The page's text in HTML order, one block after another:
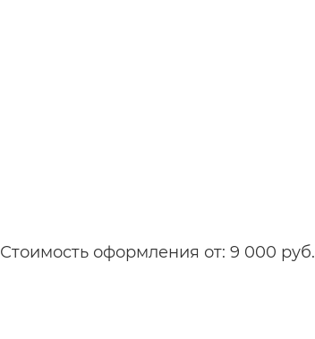
Стоимость оформления от: 9 000 руб.